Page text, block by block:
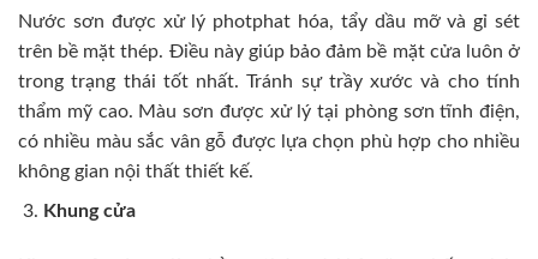
Nước sơn được xử lý photphat hóa, tẩy dầu mỡ và gỉ sét
trên bề mặt thép. Điều này giúp bảo đảm bề mặt cửa luôn ở
trong trạng thái tốt nhất. Tránh sự trầy xước và cho tính
thẩm mỹ cao. Màu sơn được xử lý tại phòng sơn tĩnh điện,
có nhiều màu sắc vân gỗ được lựa chọn phù hợp cho nhiều
không gian nội thất thiết kế.
Khung cửa